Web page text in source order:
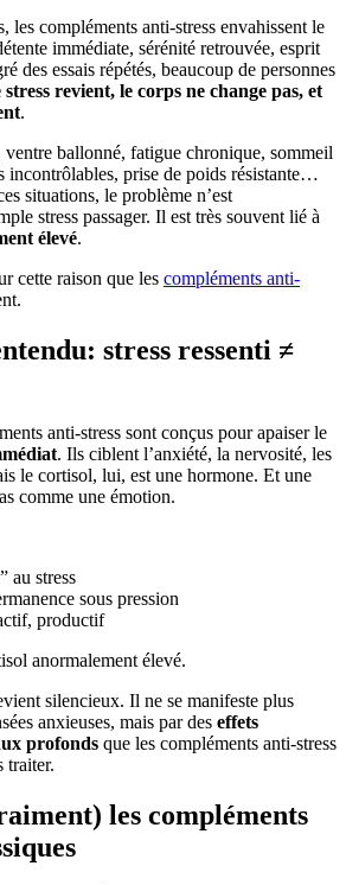
les compléments anti-stress envahissent le
immédiate, sérénité retrouvée, esprit
des essais répétés, beaucoup de personnes
stress revient, le corps ne change pas, et
.
ballonné, fatigue chronique, sommeil
incontrôlables, prise de poids résistante…
situations, le problème n’est
stress passager. Il est très souvent lié à
élevé.
cette raison que les compléments anti-
stress ressenti ≠
anti-stress sont conçus pour apaiser le
. Ils ciblent l’anxiété, la nervosité, les
le cortisol, lui, est une hormone. Et une
comme une émotion.
au stress
sous pression
productif
anormalement élevé.
silencieux. Il ne se manifeste plus
anxieuses, mais par des effets
profonds que les compléments anti-stress
traiter.
les compléments